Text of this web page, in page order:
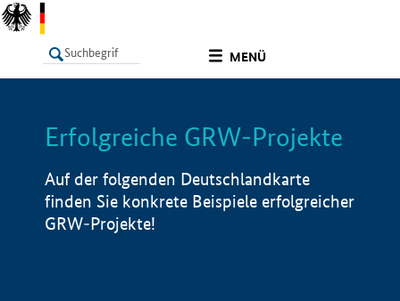
MENÜ
LISTE Info
Erfolgreiche GRW-Projekte
Auf der folgenden Deutschlandkarte
finden Sie konkrete Beispiele erfolgreicher
GRW-Projekte!